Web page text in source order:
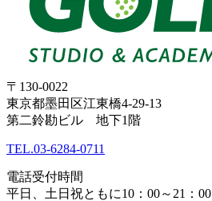
〒130-0022
東京都墨田区江東橋4-29-13
第二鈴勘ビル 地下1階
TEL.03-6284-0711
電話受付時間
平日、土日祝ともに10：00～21：00